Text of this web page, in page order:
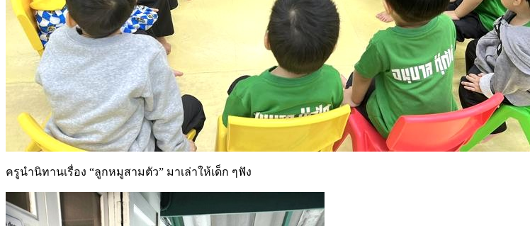
ครูนำนิทานเรื่อง “ลูกหมูสามตัว” มาเล่าให้เด็ก ๆฟัง